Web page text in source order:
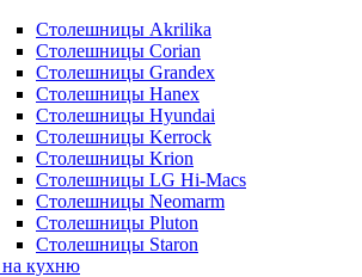
Столешницы Akrilika
Столешницы Corian
Столешницы Grandex
Столешницы Hanex
Столешницы Hyundai
Столешницы Kerrock
Столешницы Krion
Столешницы LG Hi-Macs
Столешницы Neomarm
Столешницы Pluton
Столешницы Staron
кухню